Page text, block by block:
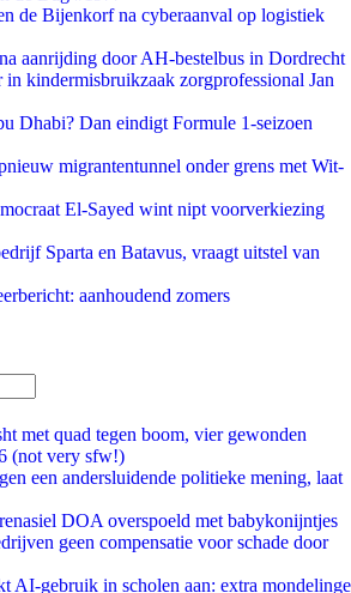
de Bijenkorf na cyberaanval op logistiek
aanrijding door AH-bestelbus in Dordrecht
kindermisbruikzaak zorgprofessional Jan
Dhabi? Dan eindigt Formule 1-seizoen
migrantentunnel onder grens met Wit-
El-Sayed wint nipt voorverkiezing
Sparta en Batavus, vraagt uitstel van
aanhoudend zomers
met quad tegen boom, vier gewonden
(not very sfw!)
een andersluidende politieke mening, laat
DOA overspoeld met babykonijntjes
geen compensatie voor schade door
AI-gebruik in scholen aan: extra mondelinge